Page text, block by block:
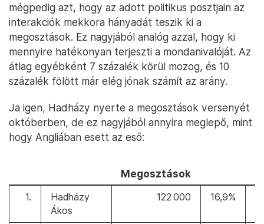
mégpedig azt, hogy az adott politikus posztjain az
interakciók mekkora hányadát teszik ki a
megosztások. Ez nagyjából analóg azzal, hogy ki
mennyire hatékonyan terjeszti a mondanivalóját. Az
átlag egyébként 7 százalék körül mozog, és 10
százalék fölött már elég jónak számít az arány.
Ja igen, Hadházy nyerte a megosztások versenyét
októberben, de ez nagyjából annyira meglepő, mint
hogy Angliában esett az eső:
Megosztások
1.
Hadházy
Ákos
122 000 16,9%